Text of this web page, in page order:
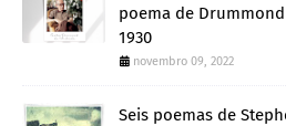
poema de
1930
novembro 09, 2022
Seis poemas de